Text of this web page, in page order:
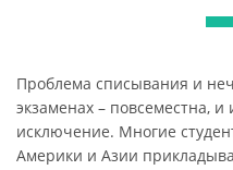
Проблема списывания и
экзаменах – повсеместна,
исключение. Многие
Америки и Азии